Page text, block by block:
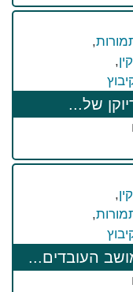
,
,
של...
,
,
העובדים...